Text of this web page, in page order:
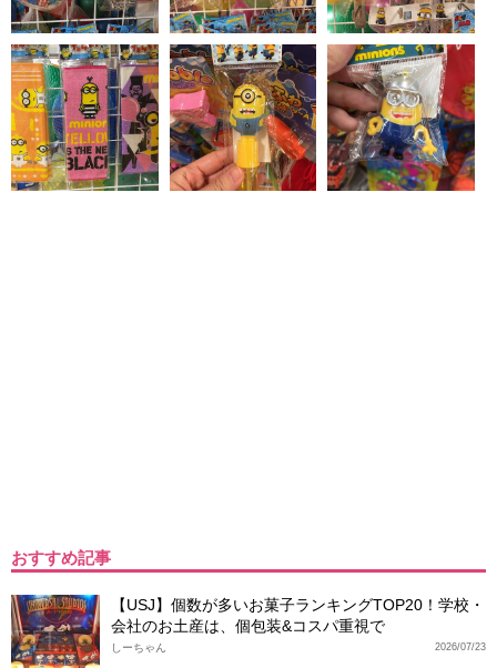
おすすめ記事
【USJ】個数が多いお菓子ランキングTOP20！学校・
会社のお土産は、個包装&コスパ重視で
2026/07/23
しーちゃん